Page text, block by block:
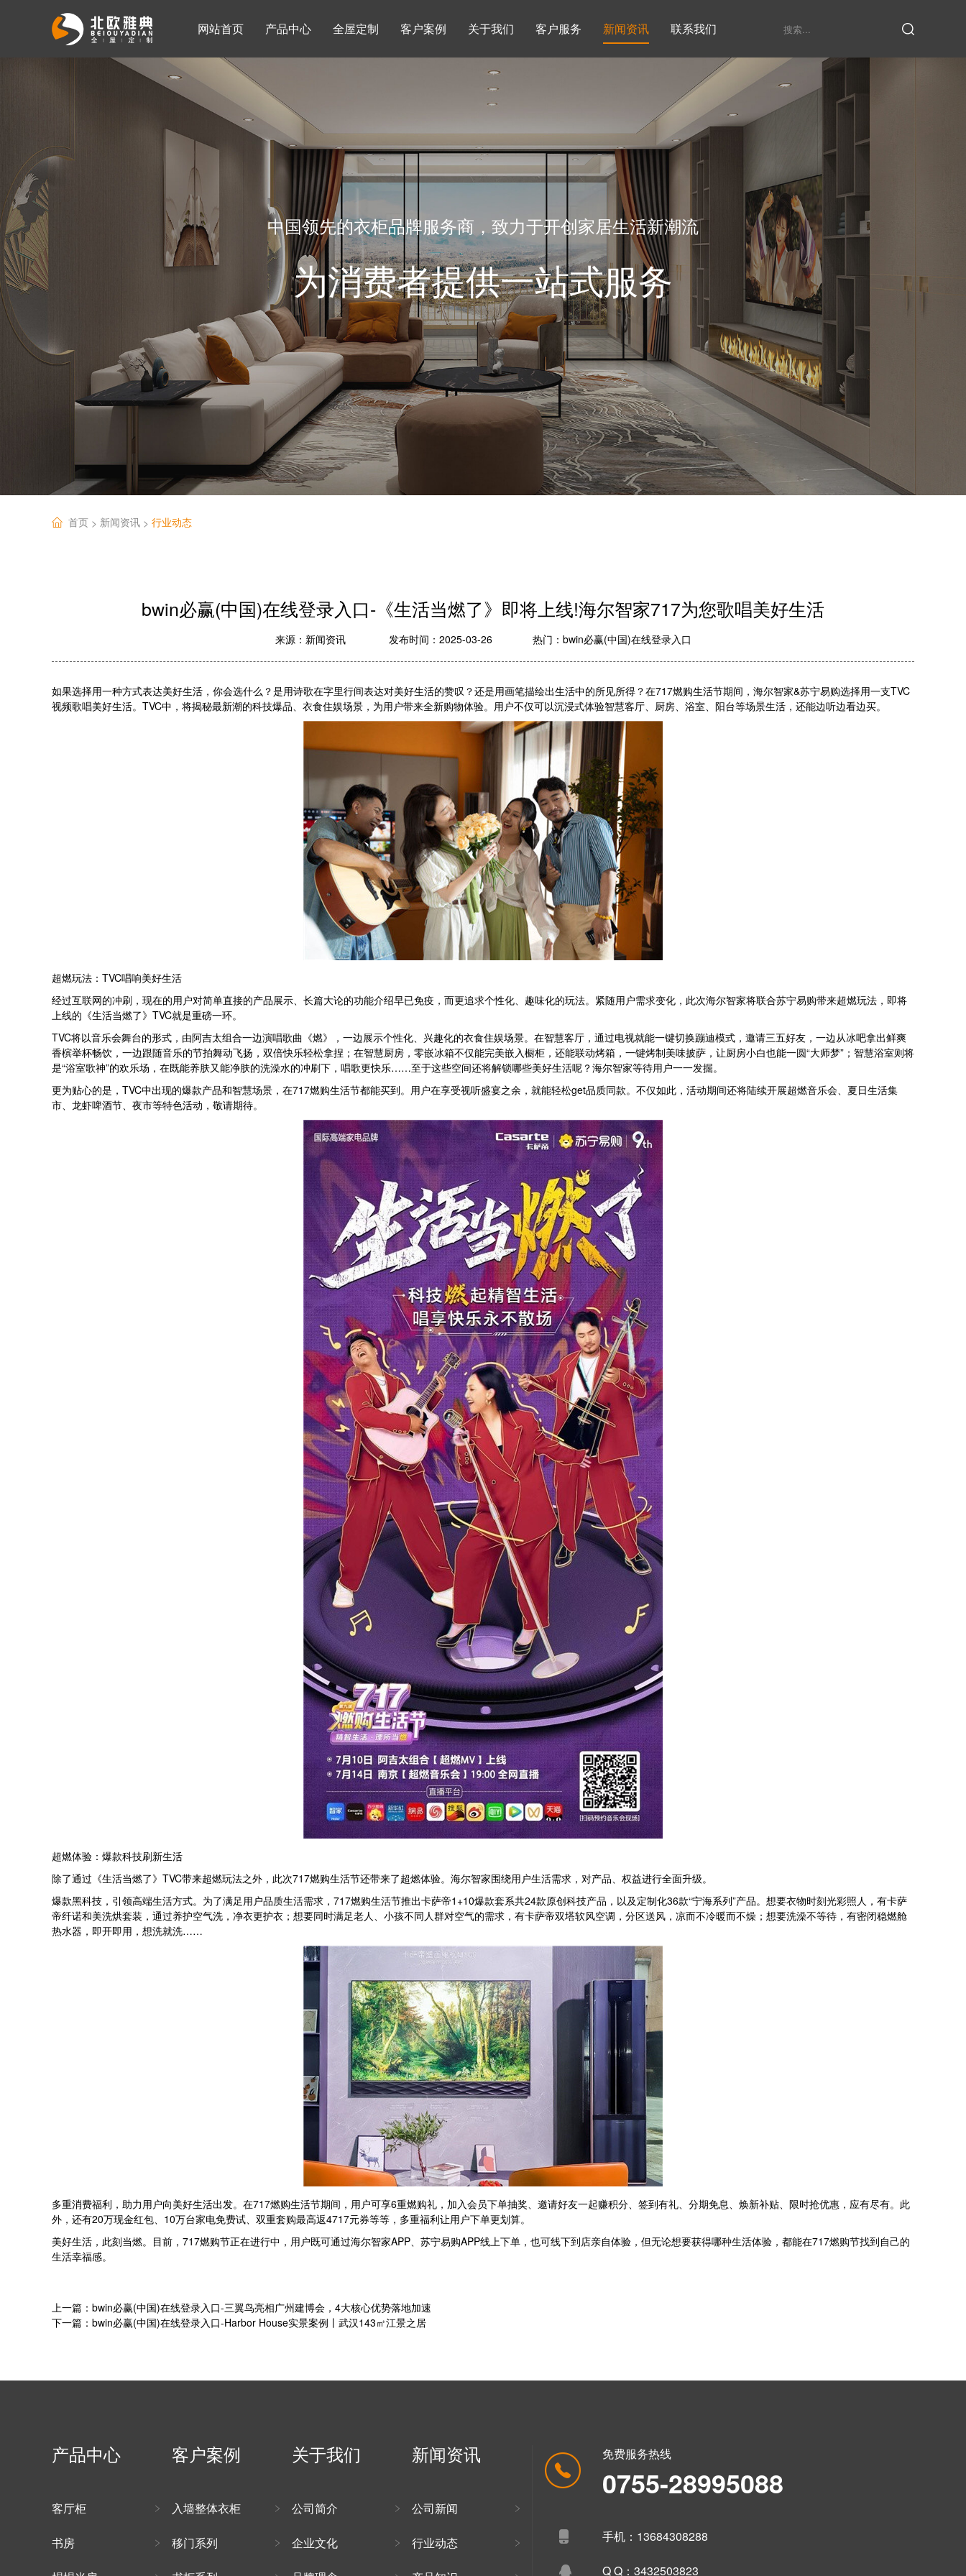
网站首页 产品中心
衣帽间
全屋定制 客户案例
书柜系列 酒柜系列 鞋柜系列
关于我们
公司简介 发展历程
客户服务 新闻资讯
公司新闻 家具定制厂家
联系我们
中国领先的衣柜品牌服务商，致力于开创家居生活新潮流
为消费者提供一站式服务
首页 > 新闻资讯 > 行业动态
bwin必赢(中国)在线登录入口-《生活当燃了》即将上线!海尔智家717为您歌唱美好生活
来源： 新闻资讯 发布时间：2025-03-26 热门： bwin必赢(中国)在线登录入口
如果选择用一种方式表达美好生活，你会选什么？是用诗歌在字里行间表达对美好生活的赞叹？还是用画笔描绘出生活中的所见所得？在717燃购生活节期间，海尔智家&苏宁易购选择用一支TVC
视频歌唱美好生活。TVC中，将揭秘最新潮的科技爆品、衣食住娱场景，为用户带来全新购物体验。用户不仅可以沉浸式体验智慧客厅、厨房、浴室、阳台等场景生活，还能边听边看边买。
超燃玩法：TVC唱响美好生活
经过互联网的冲刷，现在的用户对简单直接的产品展示、长篇大论的功能介绍早已免疫，而更追求个性化、趣味化的玩法。紧随用户需求变化，此次海尔智家将联合苏宁易购带来超燃玩法，即将
上线的《生活当燃了》TVC就是重磅一环。
TVC将以音乐会舞台的形式，由阿吉太组合一边演唱歌曲《燃》，一边展示个性化、兴趣化的衣食住娱场景。在智慧客厅，通过电视就能一键切换蹦迪模式，邀请三五好友，一边从冰吧拿出鲜爽
香槟举杯畅饮，一边跟随音乐的节拍舞动飞扬，双倍快乐轻松拿捏；在智慧厨房，零嵌冰箱不仅能完美嵌入橱柜，还能联动烤箱，一键烤制美味披萨，让厨房小白也能一圆“大师梦”；智慧浴室则将
是“浴室歌神”的欢乐场，在既能养肤又能净肤的洗澡水的冲刷下，唱歌更快乐……至于这些空间还将解锁哪些美好生活呢？海尔智家等待用户一一发掘。
更为贴心的是，TVC中出现的爆款产品和智慧场景，在717燃购生活节都能买到。用户在享受视听盛宴之余，就能轻松get品质同款。不仅如此，活动期间还将陆续开展超燃音乐会、夏日生活集
市、龙虾啤酒节、夜市等特色活动，敬请期待。
超燃体验：爆款科技刷新生活
除了通过《生活当燃了》TVC带来超燃玩法之外，此次717燃购生活节还带来了超燃体验。海尔智家围绕用户生活需求，对产品、权益进行全面升级。
爆款黑科技，引领高端生活方式。为了满足用户品质生活需求，717燃购生活节推出卡萨帝1+10爆款套系共24款原创科技产品，以及定制化36款“宁海系列”产品。想要衣物时刻光彩照人，有卡萨
帝纤诺和美洗烘套装，通过养护空气洗，净衣更护衣；想要同时满足老人、小孩不同人群对空气的需求，有卡萨帝双塔软风空调，分区送风，凉而不冷暖而不燥；想要洗澡不等待，有密闭稳燃舱
热水器，即开即用，想洗就洗……
多重消费福利，助力用户向美好生活出发。在717燃购生活节期间，用户可享6重燃购礼，加入会员下单抽奖、邀请好友一起赚积分、签到有礼、分期免息、焕新补贴、限时抢优惠，应有尽有。此
外，还有20万现金红包、10万台家电免费试、双重套购最高返4717元券等等，多重福利让用户下单更划算。
美好生活，此刻当燃。目前，717燃购节正在进行中，用户既可通过海尔智家APP、苏宁易购APP线上下单，也可线下到店亲自体验，但无论想要获得哪种生活体验，都能在717燃购节找到自己的
生活幸福感。
上一篇：bwin必赢(中国)在线登录入口-三翼鸟亮相广州建博会，4大核心优势落地加速
下一篇：bwin必赢(中国)在线登录入口-Harbor House实景案例丨武汉143㎡江景之居
产品中心
客厅柜
书房
客户案例
入墙整体衣柜
移门系列
关于我们
公司简介
企业文化
新闻资讯
公司新闻
行业动态
免费服务热线
0755-28995088
手机：13684308288
Q Q：3432503823